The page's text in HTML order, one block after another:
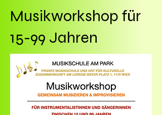
Musikworkshop für
15-99 Jahren